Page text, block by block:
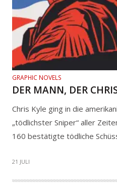
GRAPHIC NOVELS
DER MANN, DER
Chris Kyle ging in die
„tödlichster Sniper“ aller
160 bestätigte tödliche
21 JULI